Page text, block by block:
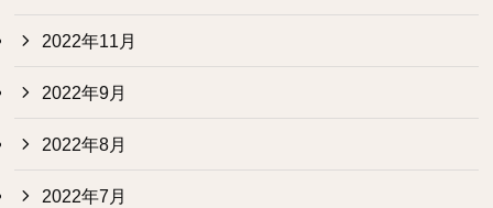
2022年11月
2022年9月
2022年8月
2022年7月